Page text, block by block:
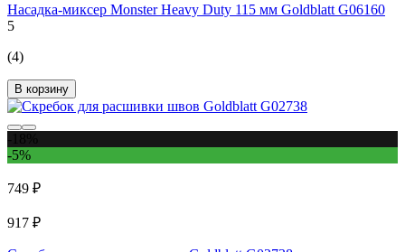
Насадка-миксер Monster Heavy Duty 115 мм Goldblatt G06160
5
(4)
В корзину
-5%
749 ₽
917 ₽